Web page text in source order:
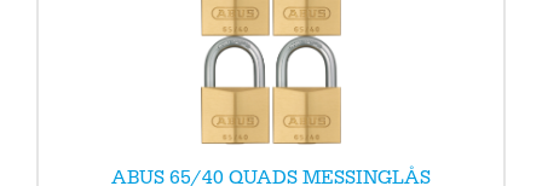
ABUS 65/40 QUADS MESSINGLÅS